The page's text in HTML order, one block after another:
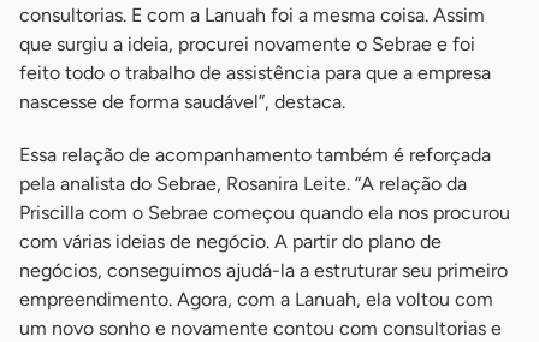
consultorias. E com a Lanuah foi a mesma coisa. Assim
que surgiu a ideia, procurei novamente o Sebrae e foi
feito todo o trabalho de assistência para que a empresa
nascesse de forma saudável”, destaca.
Essa relação de acompanhamento também é reforçada
pela analista do Sebrae, Rosanira Leite. “A relação da
Priscilla com o Sebrae começou quando ela nos procurou
com várias ideias de negócio. A partir do plano de
negócios, conseguimos ajudá-la a estruturar seu primeiro
empreendimento. Agora, com a Lanuah, ela voltou com
um novo sonho e novamente contou com consultorias e